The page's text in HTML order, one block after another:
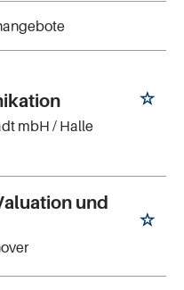
mbH / Halle
und